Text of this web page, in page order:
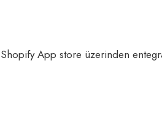
App store üzerinden